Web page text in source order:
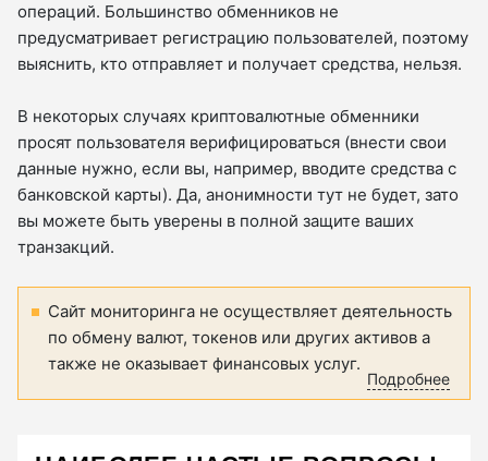
операций. Большинство обменников не
предусматривает регистрацию пользователей, поэтому
выяснить, кто отправляет и получает средства, нельзя.
В некоторых случаях криптовалютные обменники
просят пользователя верифицироваться (внести свои
данные нужно, если вы, например, вводите средства с
банковской карты). Да, анонимности тут не будет, зато
вы можете быть уверены в полной защите ваших
транзакций.
Сайт мониторинга не осуществляет деятельность
по обмену валют, токенов или других активов а
также не оказывает финансовых услуг.
Подробнее